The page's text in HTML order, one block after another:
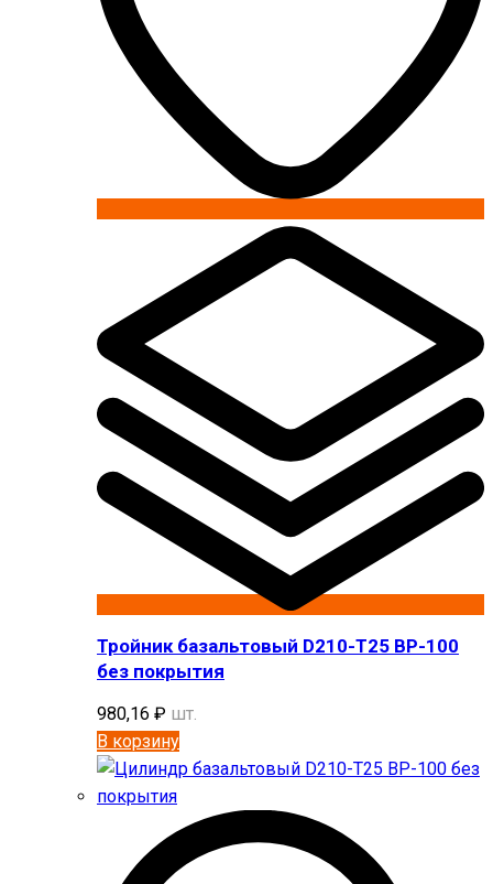
Тройник базальтовый D210-T25 BP-100
без покрытия
980,16 ₽ шт.
В корзину